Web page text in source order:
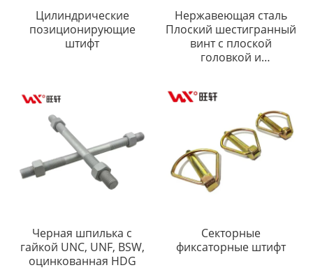
Цилиндрические
позиционирующие
штифт
Нержавеющая сталь
Плоский шестигранный
винт с плоской
головкой и
Черная шпилька с
гайкой UNC, UNF, BSW,
оцинкованная HDG
Секторные
фиксаторные штифт